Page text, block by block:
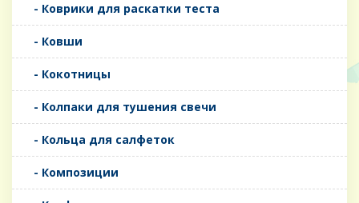
- Коврики для раскатки теста
- Ковши
- Кокотницы
- Колпаки для тушения свечи
- Кольца для салфеток
- Композиции